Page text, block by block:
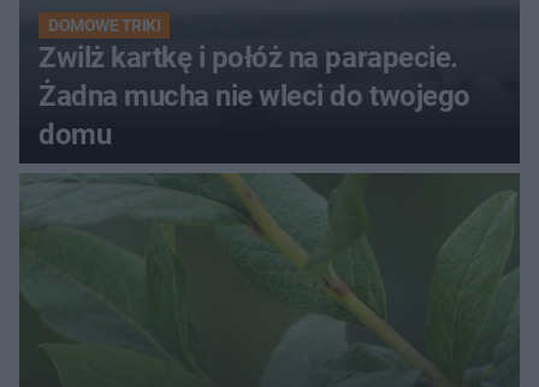
DOMOWE TRIKI
Zwilż kartkę i połóż na parapecie.
Żadna mucha nie wleci do twojego
domu